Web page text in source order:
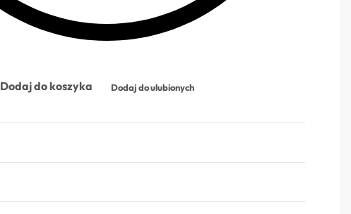
Dodaj do koszyka Dodaj do ulubionych